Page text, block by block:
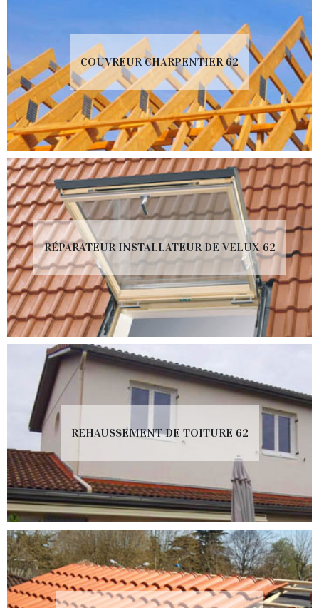
COUVREUR CHARPENTIER 62
RÉPARATEUR INSTALLATEUR DE VELUX 62
REHAUSSEMENT DE TOITURE 62